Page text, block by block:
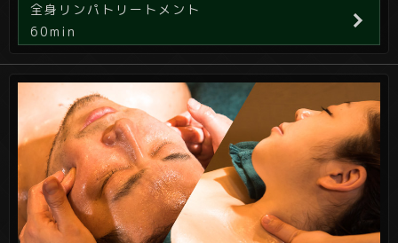
全身リンパトリートメント
60min